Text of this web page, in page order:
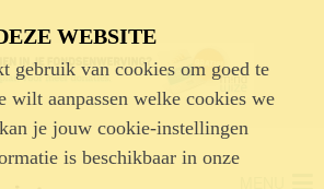
WEBSITE
gebruik van cookies om goed te
wilt aanpassen welke cookies we
je jouw cookie-instellingen
is beschikbaar in onze